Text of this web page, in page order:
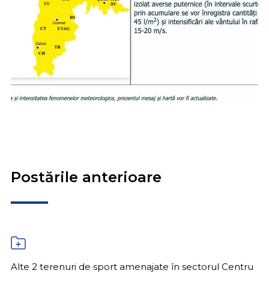
Postările anterioare
Alte 2 terenuri de sport amenajate în sectorul Centru